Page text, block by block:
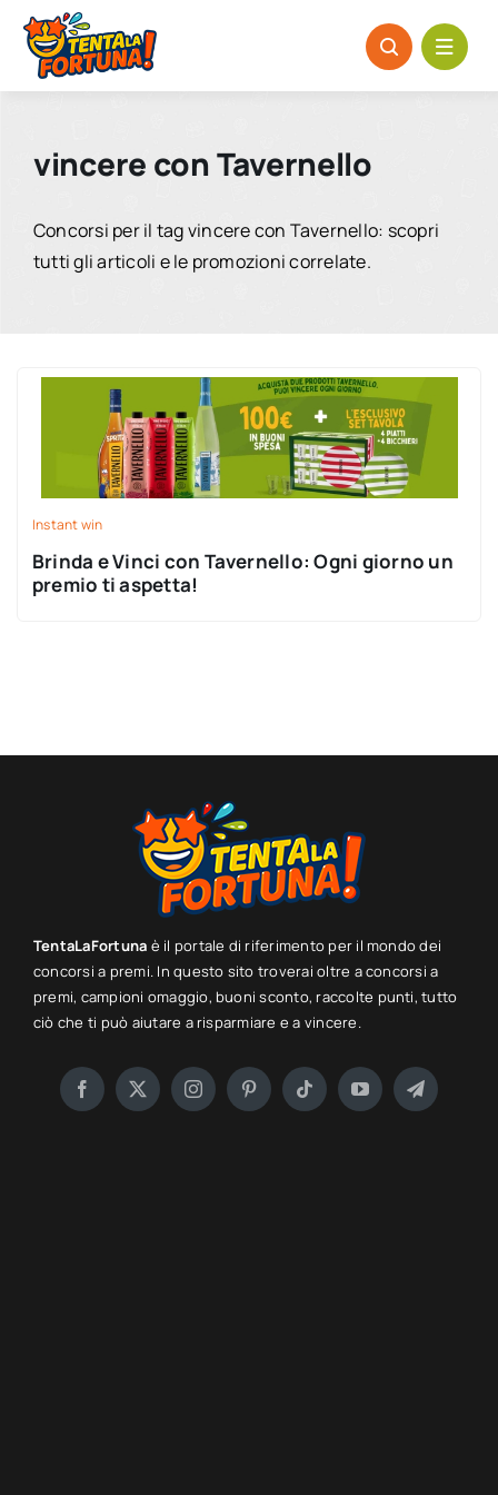
Salta
contenuto
vincere con Tavernello
Concorsi per il tag vincere con Tavernello: scopri
tutti gli articoli e le promozioni correlate.
Instant win
Brinda e Vinci con Tavernello: Ogni giorno un
premio ti aspetta!
TentaLaFortuna è il portale di riferimento per il mondo dei
concorsi a premi. In questo sito troverai oltre a concorsi a
premi, campioni omaggio, buoni sconto, raccolte punti, tutto
ciò che ti può aiutare a risparmiare e a vincere.